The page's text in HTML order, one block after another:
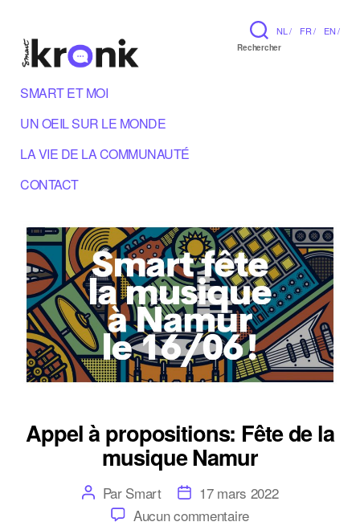
NL / FR / EN /
Rechercher
SMART ET MOI
UN OEIL SUR LE MONDE
LA VIE DE LA COMMUNAUTÉ
CONTACT
Appel à propositions: Fête de la
musique Namur
Auteur
de
l’article
Par Smart Date
de
l’article
17 mars 2022
Aucun commentairesur